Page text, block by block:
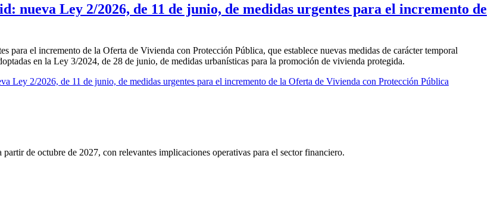
nueva Ley 2/2026, de 11 de junio, de medidas urgentes para el incremento de
el incremento de la Oferta de Vivienda con Protección Pública, que establece nuevas medidas de carácter temporal
en la Ley 3/2024, de 28 de junio, de medidas urbanísticas para la promoción de vivienda protegida.
Ley 2/2026, de 11 de junio, de medidas urgentes para el incremento de la Oferta de Vivienda con Protección Pública
de octubre de 2027, con relevantes implicaciones operativas para el sector financiero.